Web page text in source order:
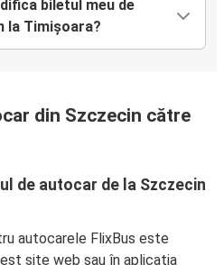
biletul meu de
la Timișoara?
din Szczecin către
de autocar de la Szczecin
autocarele FlixBus este
site web sau în aplicația